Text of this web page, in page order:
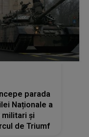
parada
Naționale a
militari şi
de Triumf